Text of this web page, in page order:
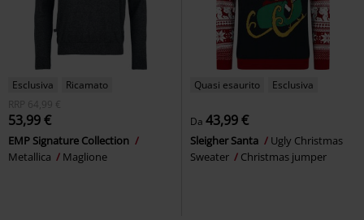
Esclusiva
Ricamato
RRP
64,99 €
53,99 €
EMP Signature Collection
Metallica
Maglione
Quasi esaurito Esclusiva
Da 43,99 €
Sleigher Santa
Ugly Christmas
Sweater
Christmas jumper